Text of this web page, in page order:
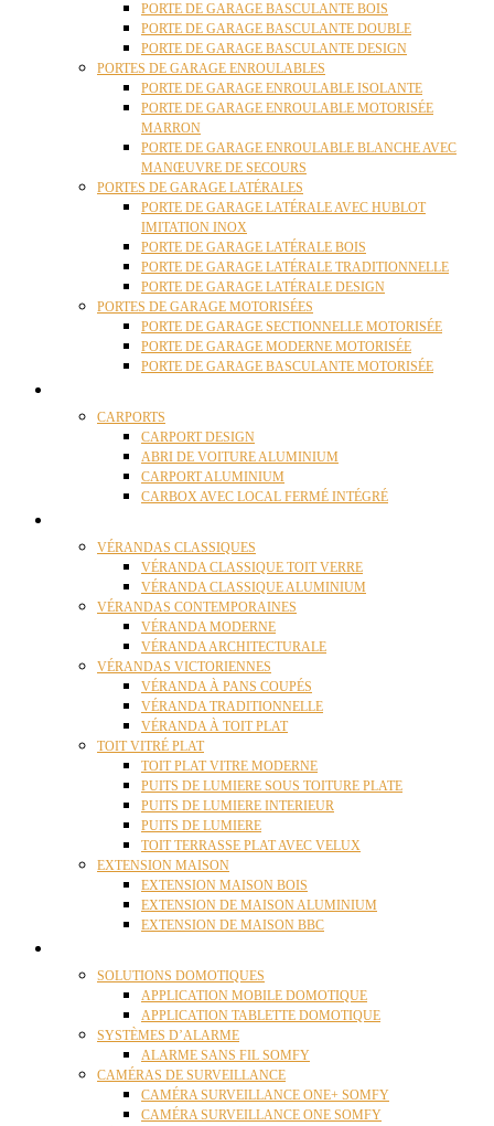
PORTE DE GARAGE BASCULANTE BOIS
PORTE DE GARAGE BASCULANTE DOUBLE
PORTE DE GARAGE BASCULANTE DESIGN
PORTES DE GARAGE ENROULABLES
PORTE DE GARAGE ENROULABLE ISOLANTE
PORTE DE GARAGE ENROULABLE MOTORISÉE
MARRON
PORTE DE GARAGE ENROULABLE BLANCHE AVEC
MANŒUVRE DE SECOURS
PORTES DE GARAGE LATÉRALES
PORTE DE GARAGE LATÉRALE AVEC HUBLOT
IMITATION INOX
PORTE DE GARAGE LATÉRALE BOIS
PORTE DE GARAGE LATÉRALE TRADITIONNELLE
PORTE DE GARAGE LATÉRALE DESIGN
PORTES DE GARAGE MOTORISÉES
PORTE DE GARAGE SECTIONNELLE MOTORISÉE
PORTE DE GARAGE MODERNE MOTORISÉE
PORTE DE GARAGE BASCULANTE MOTORISÉE
CARPORTS
CARPORT DESIGN
ABRI DE VOITURE ALUMINIUM
CARPORT ALUMINIUM
CARBOX AVEC LOCAL FERMÉ INTÉGRÉ
VÉRANDAS CLASSIQUES
VÉRANDA CLASSIQUE TOIT VERRE
VÉRANDA CLASSIQUE ALUMINIUM
VÉRANDAS CONTEMPORAINES
VÉRANDA MODERNE
VÉRANDA ARCHITECTURALE
VÉRANDAS VICTORIENNES
VÉRANDA À PANS COUPÉS
VÉRANDA TRADITIONNELLE
VÉRANDA À TOIT PLAT
TOIT VITRÉ PLAT
TOIT PLAT VITRE MODERNE
PUITS DE LUMIERE SOUS TOITURE PLATE
PUITS DE LUMIERE INTERIEUR
PUITS DE LUMIERE
TOIT TERRASSE PLAT AVEC VELUX
EXTENSION MAISON
EXTENSION MAISON BOIS
EXTENSION DE MAISON ALUMINIUM
EXTENSION DE MAISON BBC
SOLUTIONS DOMOTIQUES
APPLICATION MOBILE DOMOTIQUE
APPLICATION TABLETTE DOMOTIQUE
SYSTÈMES D’ALARME
ALARME SANS FIL SOMFY
CAMÉRAS DE SURVEILLANCE
CAMÉRA SURVEILLANCE ONE+ SOMFY
CAMÉRA SURVEILLANCE ONE SOMFY